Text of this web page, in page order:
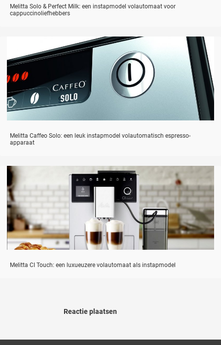
Melitta Solo & Perfect Milk: een instapmodel volautomaat voor
cappuccinoliefhebbers
Melitta Caffeo Solo: een leuk instapmodel volautomatisch espresso-
apparaat
Melitta CI Touch: een luxueuzere volautomaat als instapmodel
Reactie plaatsen